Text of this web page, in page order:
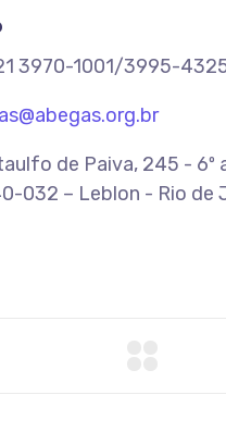
3970-1001/3995-
de Paiva, 245 - 6º
032 – Leblon - Rio de